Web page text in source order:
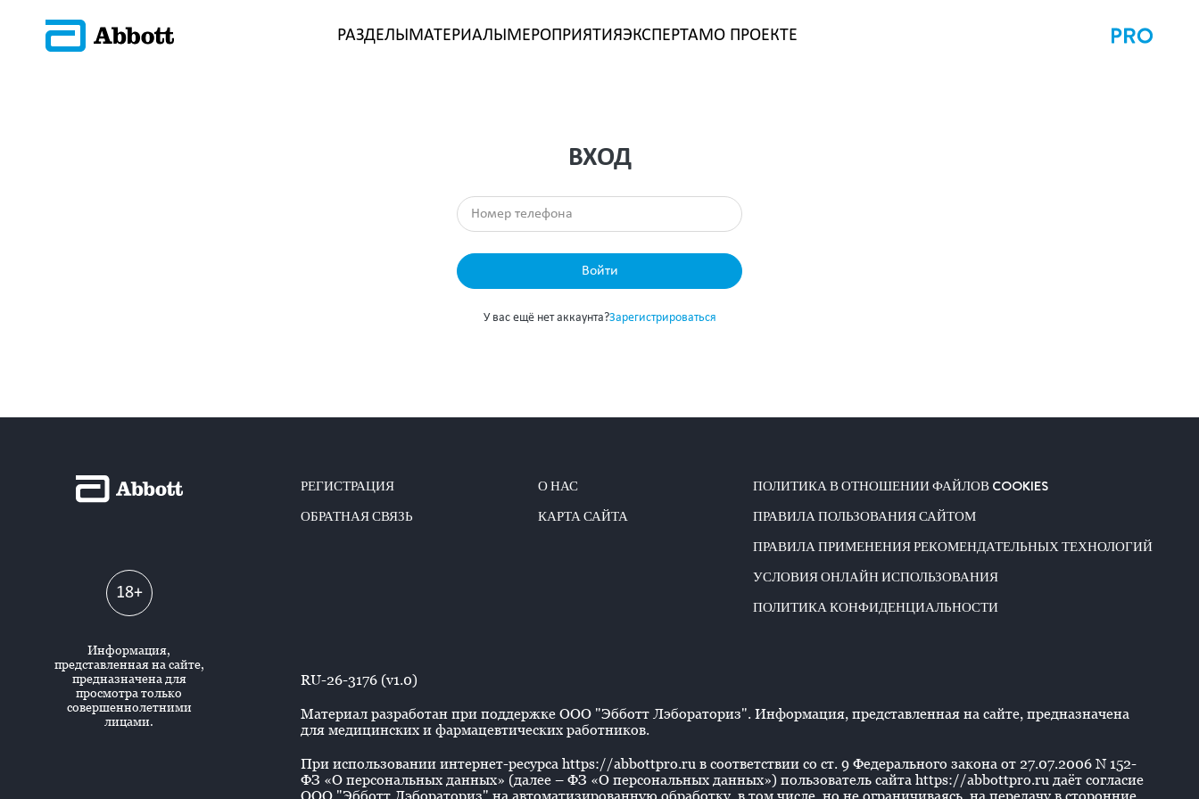
РАЗДЕЛЫ МАТЕРИАЛЫ МЕРОПРИЯТИЯЭКСПЕРТАМО ПРОЕКТЕ
ВХОД
Войти
У вас ещё нет аккаунта?Зарегистрироваться
18+
Информация,
представленная на сайте,
предназначена для
просмотра только
совершеннолетними
лицами.
РЕГИСТРАЦИЯ
ОБРАТНАЯ СВЯЗЬ
О НАС
КАРТА САЙТА
ПОЛИТИКА В ОТНОШЕНИИ ФАЙЛОВ COOKIES
ПРАВИЛА ПОЛЬЗОВАНИЯ САЙТОМ
ПРАВИЛА ПРИМЕНЕНИЯ РЕКОМЕНДАТЕЛЬНЫХ ТЕХНОЛОГИЙ
УСЛОВИЯ ОНЛАЙН ИСПОЛЬЗОВАНИЯ
ПОЛИТИКА КОНФИДЕНЦИАЛЬНОСТИ
RU-26-3176 (v1.0)
Материал разработан при поддержке ООО "Эбботт Лэбораториз". Информация, представленная на сайте, предназначена
для медицинских и фармацевтических работников.
При использовании интернет-ресурса https://abbottpro.ru в соответствии со ст. 9 Федерального закона от 27.07.2006 N 152-
ФЗ «О персональных данных» (далее – ФЗ «О персональных данных») пользователь сайта https://abbottpro.ru даёт согласие
ООО "Эбботт Лэбораториз" на автоматизированную обработку, в том числе, но не ограничиваясь, на передачу в сторонние